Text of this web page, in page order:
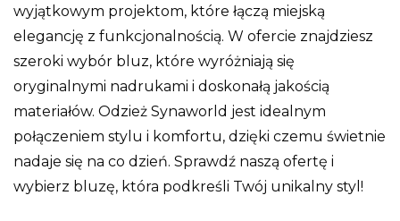
wyjątkowym projektom, które łączą miejską
elegancję z funkcjonalnością. W ofercie znajdziesz
szeroki wybór bluz, które wyróżniają się
oryginalnymi nadrukami i doskonałą jakością
materiałów. Odzież Synaworld jest idealnym
połączeniem stylu i komfortu, dzięki czemu świetnie
nadaje się na co dzień. Sprawdź naszą ofertę i
wybierz bluzę, która podkreśli Twój unikalny styl!